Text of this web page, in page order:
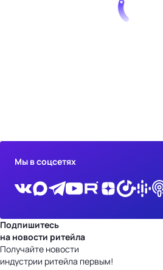
Мы в соцсетях
Подпишитесь
на новости ритейла
Получайте новости
индустрии ритейла первым!